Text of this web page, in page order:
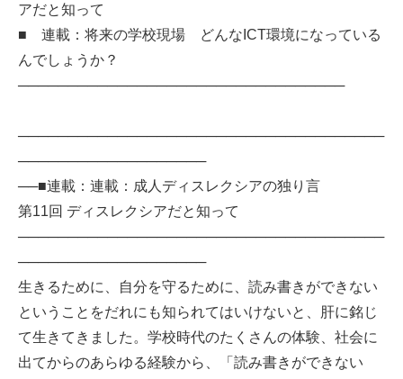
アだと知って
■ 連載：将来の学校現場 どんなICT環境になっている
んでしょうか？
─────────────────────────────────
─────────────────────────────────────
───────────────────
──■連載：連載：成人ディスレクシアの独り言
第11回 ディスレクシアだと知って
─────────────────────────────────────
───────────────────
生きるために、自分を守るために、読み書きができない
ということをだれにも知られてはいけないと、肝に銘じ
て生きてきました。学校時代のたくさんの体験、社会に
出てからのあらゆる経験から、「読み書きができない